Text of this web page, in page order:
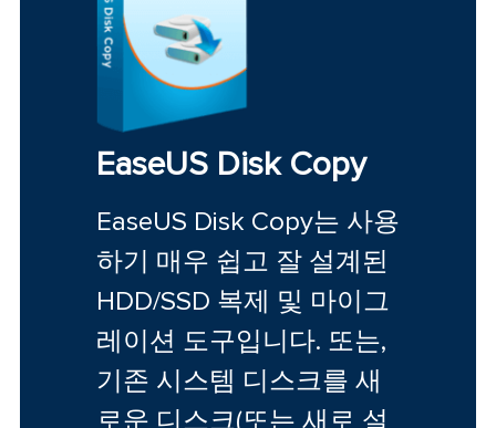
EaseUS Disk Copy
EaseUS Disk Copy는 사용
하기 매우 쉽고 잘 설계된
HDD/SSD 복제 및 마이그
레이션 도구입니다. 또는,
기존 시스템 디스크를 새
로운 디스크(또는 새로 설